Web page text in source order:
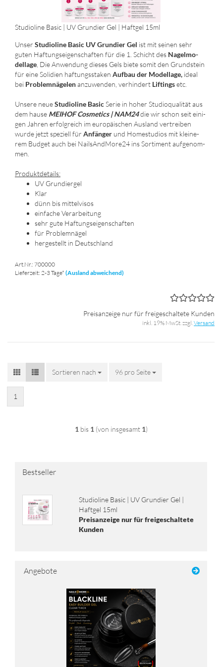
Stu­dio­li­ne Basic | UV Grun­dier Gel | Haft­gel 15ml
Unser Stu­dio­li­ne Basic UV Grun­dier Gel ist mit sei­nen sehr
guten Haf­tungs­ei­gen­schaf­ten für die 1. Schicht des Na­gel­mo­
del­la­ge , Die An­wen­dung die­ses Gels biete somit den Grund­stein
für eine So­li­di­en haf­tungs­sta­ken Auf­bau der Mo­del­la­ge, ideal
bei Pro­blem­nä­ge­lenan­zu­wen­den, ver­hin­dert Lif­t­ingsetc.
Un­se­re neueStu­dio­li­ne BasicSerie in hoher Stu­di­o­qua­li­tät aus
dem hause MEI­HOF Cos­me­tics | NAM24die wir schon seit ei­ni­
gen Jah­ren er­folg­reich im eu­ro­päi­schen Aus­land ver­trei­ben
wurde jetzt spe­zi­ell für An­fän­ger und Ho­me­stu­di­os mit klei­ne­
rem Bud­get auch bei NailsAndMore24 ins Sor­ti­ment auf­ge­nom­
men.
Pro­dukt­de­tails:
UV Grun­dier­gel
Klar
dünn bis mit­tel­vi­sos
ein­fa­che Ver­ar­bei­tung
sehr gute Haf­tungs­ei­gen­schaf­ten
für Pro­blem­nä­gel
her­ge­stellt in Deutsch­land
Art.Nr.: 700000
Lieferzeit: 2-3 Tage* (Ausland abweichend)
Preisanzeige nur für freigeschaltete Kunden
inkl. 19% MwSt. zzgl.Versand
Sortieren nach
Sortieren nach 96 pro Seite
pro Seite
1
1 bis 1 (von insgesamt 1)
Bestseller
Stu­dio­li­ne Basic | UV Grun­dier Gel |
Haft­gel 15ml
Preisanzeige nur für freigeschaltete
Kunden
Angebote